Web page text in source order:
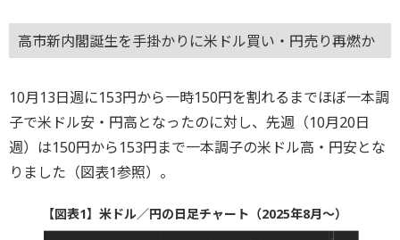
高市新内閣誕生を手掛かりに米ドル買い・円売り再燃か
10月13日週に153円から一時150円を割れるまでほぼ一本調
子で米ドル安・円高となったのに対し、先週（10月20日
週）は150円から153円まで一本調子の米ドル高・円安とな
りました（図表1参照）。
【図表1】米ドル／円の日足チャート（2025年8月～）